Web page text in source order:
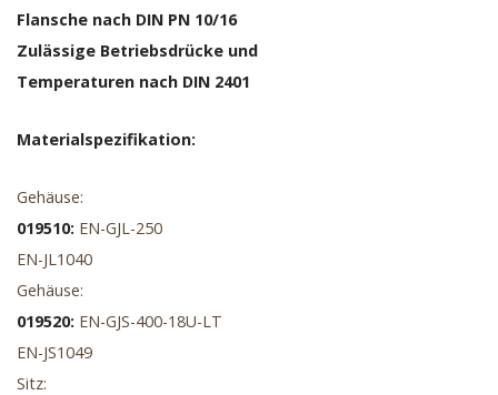
Flansche nach DIN PN 10/16
Zulässige Betriebsdrücke und
Temperaturen nach DIN 2401
Materialspezifikation:
Gehäuse:
019510: EN-GJL-250
EN-JL1040
Gehäuse:
019520: EN-GJS-400-18U-LT
EN-JS1049
Sitz: